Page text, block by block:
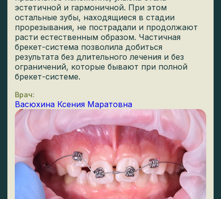
эстетичной и гармоничной. При этом
остальные зубы, находящиеся в стадии
прорезывания, не пострадали и продолжают
расти естественным образом. Частичная
брекет-система позволила добиться
результата без длительного лечения и без
ограничений, которые бывают при полной
брекет-системе.
Врач:
Васюхина Ксения Маратовна